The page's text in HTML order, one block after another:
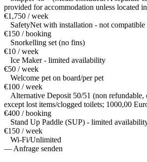
provided for accommodation unless located
€1,750 / week
SafetyNet with installation - not
€150 / booking
Snorkelling set (no fins)
€10 / week
Ice Maker - limited availability
€50 / week
Welcome pet on board/per pet
€100 / week
Alternative Deposit 50/51 (non refundable,
except lost items/clogged toilets; 1000,00
€400 / booking
Stand Up Paddle (SUP) - limited
€150 / week
Wi-Fi/Unlimited
— Anfrage senden